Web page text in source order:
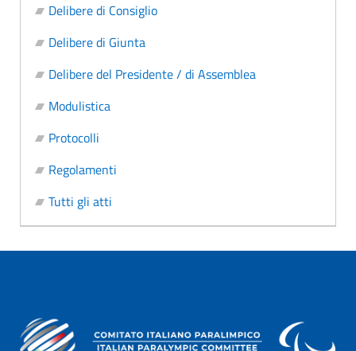
Delibere di Consiglio
Delibere di Giunta
Delibere del Presidente / di Assemblea
Modulistica
Protocolli
Regolamenti
Tutti gli atti